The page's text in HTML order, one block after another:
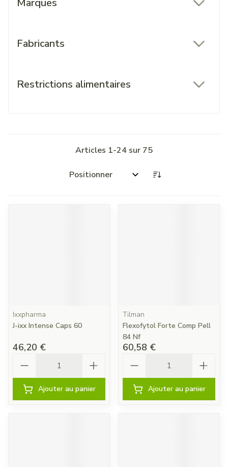
Marques
Fabricants
Restrictions alimentaires
Articles 1-24 sur 75
Trier par:
Ixxpharma
J-ixx Intense Caps 60
46,20 €
Ajouter au panier
Tilman
Flexofytol Forte Comp Pell
84 Nf
60,58 €
Ajouter au panier